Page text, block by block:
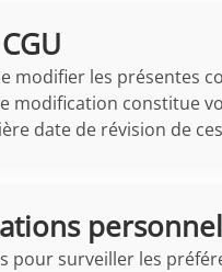
modifier les présentes
modification constitue
date de révision de
pour surveiller les